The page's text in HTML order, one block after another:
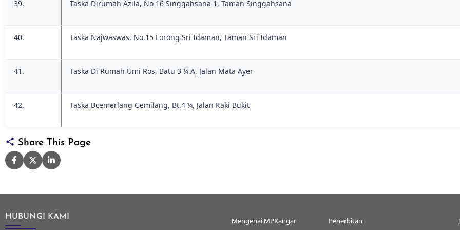
39. Taska Dirumah Azila, No 16 Singgahsana 1, Taman Singgahsana
40. Taska Najwaswas, No.15 Lorong Sri Idaman, Taman Sri Idaman
41. Taska Di Rumah Umi Ros, Batu 3 ¼ A, Jalan Mata Ayer
42. Taska Bcemerlang Gemilang, Bt.4 ¼, Jalan Kaki Bukit
Share This Page
HUBUNGI KAMI Mengenai MPKangar Penerbitan